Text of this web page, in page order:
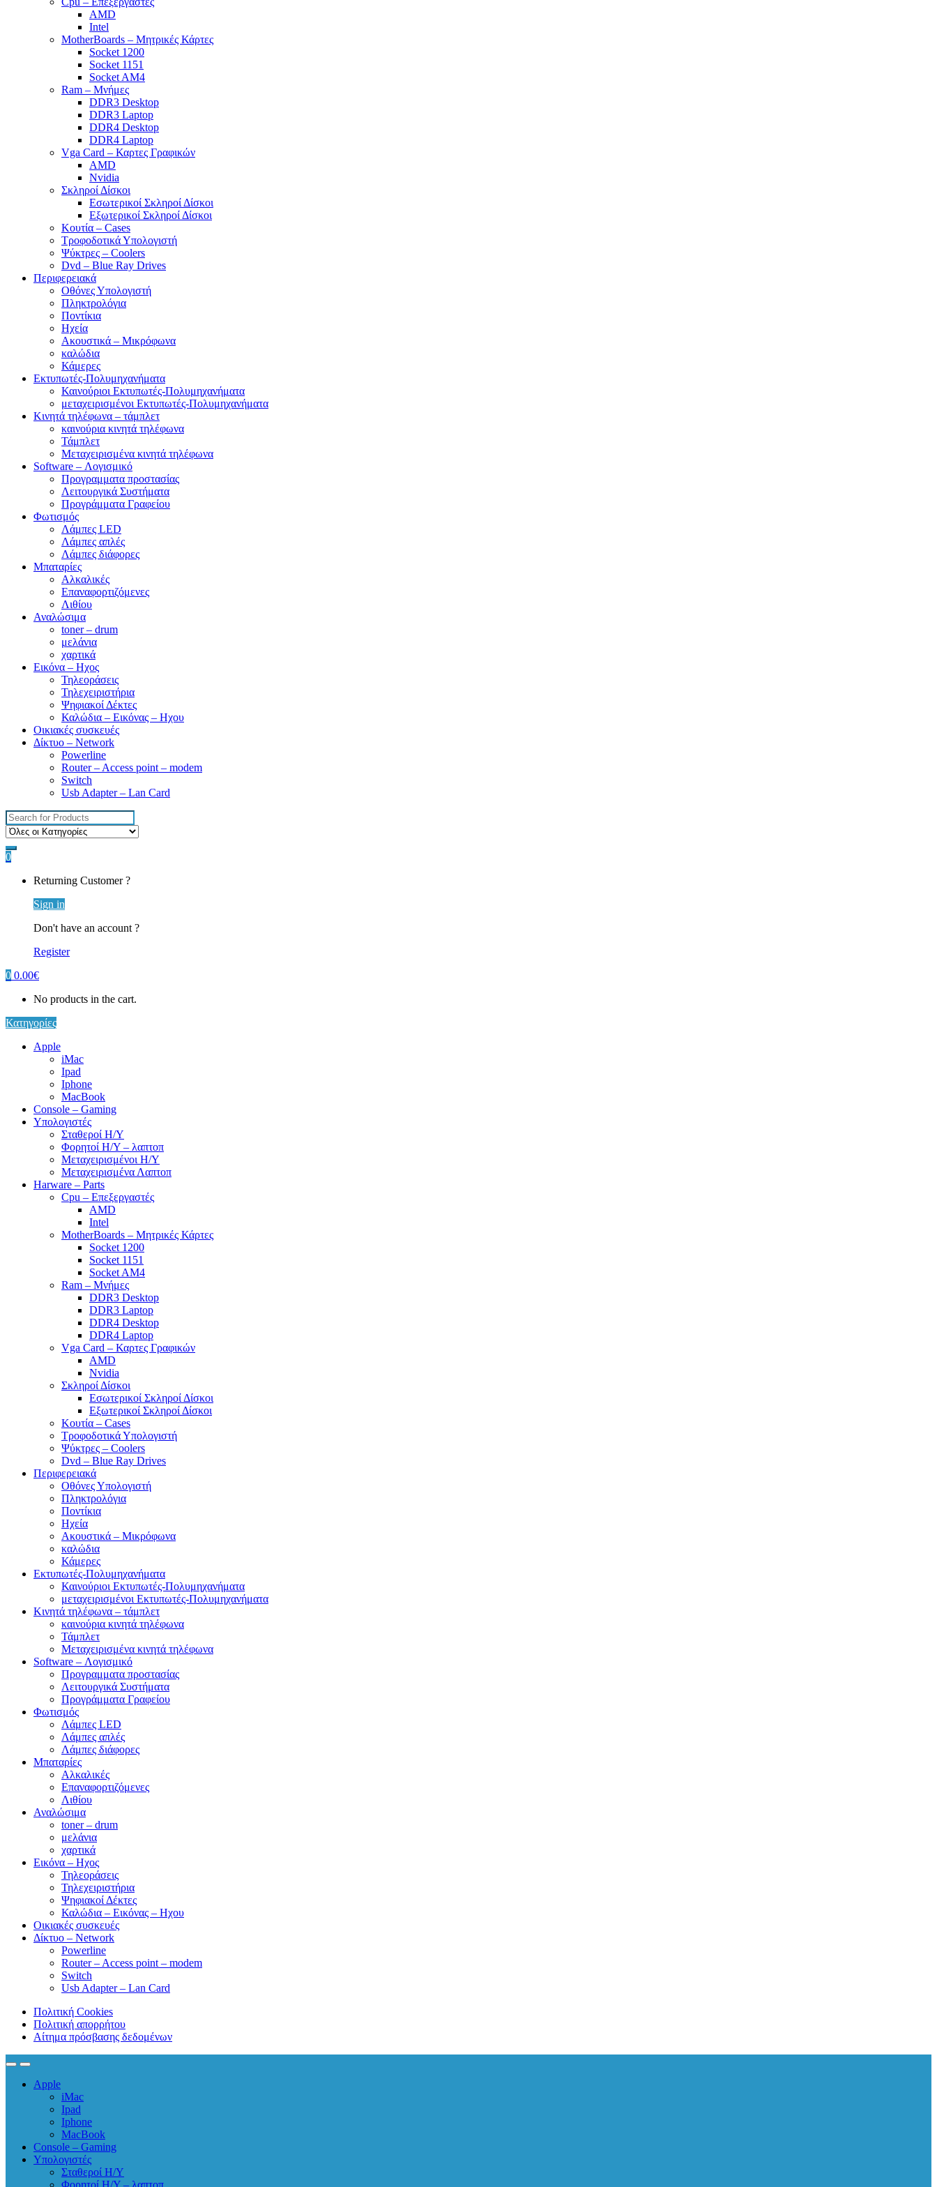
AMD
Intel
MotherBoards – Μητρικές Κάρτες
Socket 1200
Socket 1151
Socket AM4
Ram – Μνήμες
DDR3 Desktop
DDR3 Laptop
DDR4 Desktop
DDR4 Laptop
Vga Card – Καρτες Γραφικών
AMD
Nvidia
Σκληροί Δίσκοι
Εσωτερικοί Σκληροί Δίσκοι
Εξωτερικοί Σκληροί Δίσκοι
Κουτία – Cases
Τροφοδοτικά Υπολογιστή
Ψύκτρες – Coolers
Dvd – Blue Ray Drives
Περιφερειακά
Οθόνες Υπολογιστή
Πληκτρολόγια
Ποντίκια
Ηχεία
Ακουστικά – Μικρόφωνα
καλώδια
Κάμερες
Εκτυπωτές-Πολυμηχανήματα
Καινούριοι Εκτυπωτές-Πολυμηχανήματα
μεταχειρισμένοι Εκτυπωτές-Πολυμηχανήματα
Κινητά τηλέφωνα – τάμπλετ
καινούρια κινητά τηλέφωνα
Τάμπλετ
Μεταχειρισμένα κινητά τηλέφωνα
Software – Λογισμικό
Προγραμματα προστασίας
Λειτουργικά Συστήματα
Προγράμματα Γραφείου
Φωτισμός
Λάμπες LED
Λάμπες απλές
Λάμπες διάφορες
Μπαταρίες
Αλκαλικές
Επαναφορτιζόμενες
Λιθίου
Αναλώσιμα
toner – drum
μελάνια
χαρτικά
Εικόνα – Ηχος
Τηλεοράσεις
Τηλεχειριστήρια
Ψηφιακοί Δέκτες
Καλώδια – Εικόνας – Ηχου
Οικιακές συσκευές
Δίκτυο – Network
Powerline
Router – Access point – modem
Switch
Usb Adapter – Lan Card
Search
for:
0
Returning Customer ?
Sign in
Don't have an account ?
Register
0 0.00€
No products in the cart.
Κατηγορίες
Apple
iMac
Ipad
Iphone
MacBook
Console – Gaming
Υπολογιστές
Σταθεροί Η/Υ
Φορητοί Η/Υ – λαπτοπ
Μεταχειρισμένοι Η/Υ
Μεταχειρισμένα Λαπτοπ
Harware – Parts
Cpu – Επεξεργαστές
AMD
Intel
MotherBoards – Μητρικές Κάρτες
Socket 1200
Socket 1151
Socket AM4
Ram – Μνήμες
DDR3 Desktop
DDR3 Laptop
DDR4 Desktop
DDR4 Laptop
Vga Card – Καρτες Γραφικών
AMD
Nvidia
Σκληροί Δίσκοι
Εσωτερικοί Σκληροί Δίσκοι
Εξωτερικοί Σκληροί Δίσκοι
Κουτία – Cases
Τροφοδοτικά Υπολογιστή
Ψύκτρες – Coolers
Dvd – Blue Ray Drives
Περιφερειακά
Οθόνες Υπολογιστή
Πληκτρολόγια
Ποντίκια
Ηχεία
Ακουστικά – Μικρόφωνα
καλώδια
Κάμερες
Εκτυπωτές-Πολυμηχανήματα
Καινούριοι Εκτυπωτές-Πολυμηχανήματα
μεταχειρισμένοι Εκτυπωτές-Πολυμηχανήματα
Κινητά τηλέφωνα – τάμπλετ
καινούρια κινητά τηλέφωνα
Τάμπλετ
Μεταχειρισμένα κινητά τηλέφωνα
Software – Λογισμικό
Προγραμματα προστασίας
Λειτουργικά Συστήματα
Προγράμματα Γραφείου
Φωτισμός
Λάμπες LED
Λάμπες απλές
Λάμπες διάφορες
Μπαταρίες
Αλκαλικές
Επαναφορτιζόμενες
Λιθίου
Αναλώσιμα
toner – drum
μελάνια
χαρτικά
Εικόνα – Ηχος
Τηλεοράσεις
Τηλεχειριστήρια
Ψηφιακοί Δέκτες
Καλώδια – Εικόνας – Ηχου
Οικιακές συσκευές
Δίκτυο – Network
Powerline
Router – Access point – modem
Switch
Usb Adapter – Lan Card
Πολιτική Cookies
Πολιτική απορρήτου
Αίτημα πρόσβασης δεδομένων
Apple
iMac
Ipad
Iphone
MacBook
Console – Gaming
Υπολογιστές
Σταθεροί Η/Υ
Φορητοί Η/Υ – λαπτοπ